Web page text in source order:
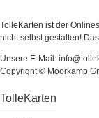
TolleKarten ist der
nicht selbst gestalten!
Unsere E-Mail:
Copyright © Moorkamp
TolleKarten